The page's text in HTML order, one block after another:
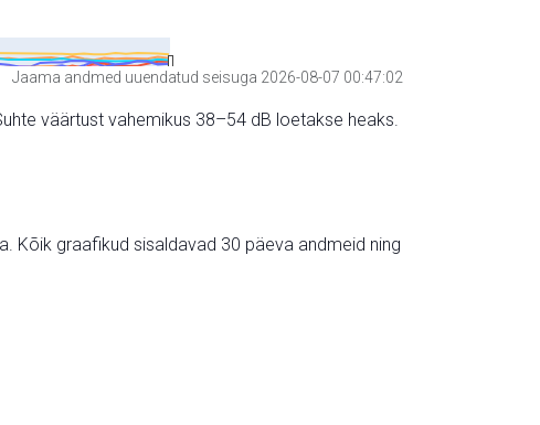
Jaama andmed uuendatud seisuga 2026-08-07 00:47:02
väärtust vahemikus 38–54 dB loetakse heaks.
Kõik graafikud sisaldavad 30 päeva andmeid ning